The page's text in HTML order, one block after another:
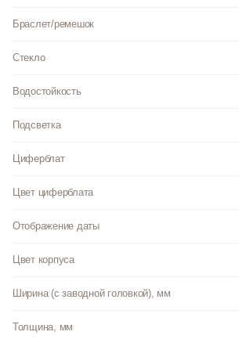
Браслет/ремешок
Стекло
Водостойкость
Подсветка
Циферблат
Цвет циферблата
Отображение даты
Цвет корпуса
Ширина (с заводной головкой), мм
Толщина, мм